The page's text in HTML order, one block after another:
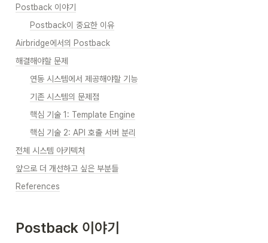
Postback 이야기
Postback이 중요한 이유
Airbridge에서의 Postback
해결해야할 문제
연동 시스템에서 제공해야할 기능
기존 시스템의 문제점
핵심 기술 1: Template Engine
핵심 기술 2: API 호출 서버 분리
전체 시스템 아키텍처
앞으로 더 개선하고 싶은 부분들
References
Postback 이야기